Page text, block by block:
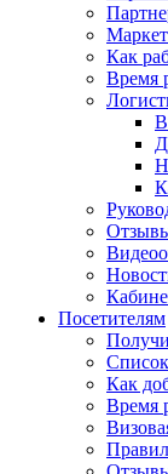
Как
Время
Посетителям
Как
Время